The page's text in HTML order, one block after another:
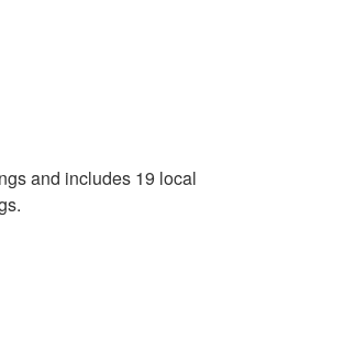
and includes 19 local